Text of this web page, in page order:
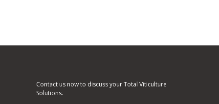
Contact us now to discuss your Total Viticulture
Solutions.